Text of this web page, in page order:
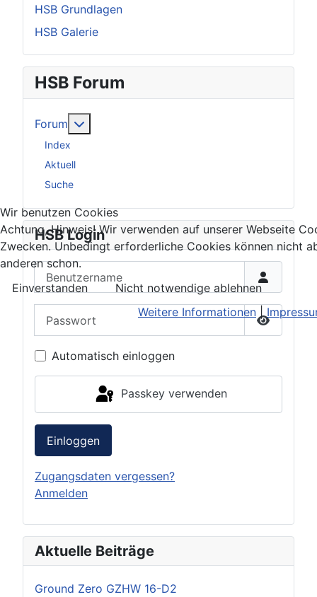
HSB Grundlagen
HSB Galerie
HSB Forum
Forum
Index
Aktuell
Suche
HSB Login
Benutzername
Passwort
Automatisch einloggen
Passkey verwenden
Einloggen
Zugangsdaten vergessen?
Anmelden
Aktuelle Beiträge
Ground Zero GZHW 16-D2
Wir benutzen Cookies
Achtung, Hinweis! Wir verwenden auf unserer Webseite
Zwecken. Unbedingt erforderliche Cookies können nicht
anderen schon.
Einverstanden
Nicht notwendige ablehnen
Weitere Informationen |